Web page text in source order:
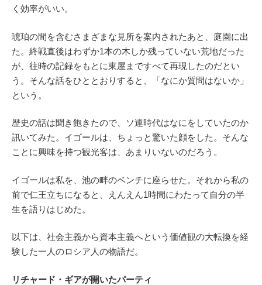
く効率がいい。
琥珀の間を含むさまざまな見所を案内されたあと、庭園に出
た。終戦直後はわずか1本の木しか残っていない荒地だった
が、往時の記録をもとに東屋まですべて再現したのだとい
う。そんな話をひととおりすると、「なにか質問はないか」
という。
歴史の話は聞き飽きたので、ソ連時代はなにをしていたのか
訊いてみた。イゴールは、ちょっと驚いた顔をした。そんな
ことに興味を持つ観光客は、あまりいないのだろう。
イゴールは私を、池の畔のベンチに座らせた。それから私の
前で仁王立ちになると、えんえん1時間にわたって自分の半
生を語りはじめた。
以下は、社会主義から資本主義へという価値観の大転換を経
験した一人のロシア人の物語だ。
リチャード・ギアが開いたパーティ